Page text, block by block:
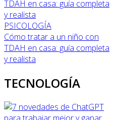
PSICOLOGÍA
Cómo tratar a un niño con
TDAH en casa: guía completa
y realista
TECNOLOGÍA